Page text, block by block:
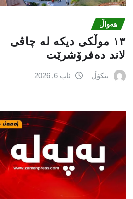
هەواڵ
١٣ موڵکی دیکە لە چاڤی
لاند دەفرۆشرێت
بنکۆڵ ئاب 6, 2026